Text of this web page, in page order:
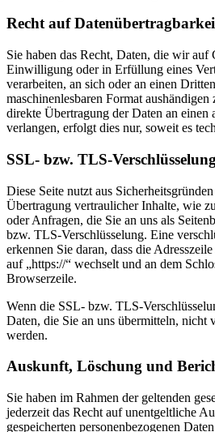
Recht auf
Sie haben das Recht, Daten, die wir auf
Einwilligung oder in Erfüllung eines
verarbeiten, an sich oder an einen
maschinenlesbaren Format aushändigen
direkte Übertragung der Daten an einen
verlangen, erfolgt dies nur, soweit es
SSL- bzw. TLS-Verschlüsselung
Diese Seite nutzt aus
Übertragung vertraulicher Inhalte, wie
oder Anfragen, die Sie an uns als
bzw. TLS-Verschlüsselung. Eine
erkennen Sie daran, dass die
auf „https://“ wechselt und an dem
Browserzeile.
Wenn die SSL- bzw. TLS-
Daten, die Sie an uns übermitteln, nicht
werden.
Auskunft, Löschung und
Sie haben im Rahmen der geltenden
jederzeit das Recht auf unentgeltliche
gespeicherten personenbezogenen